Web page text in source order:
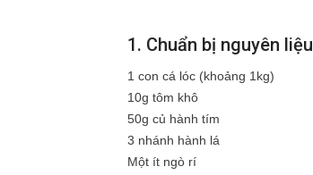
1. Chuẩn bị nguyên liệu
1 con cá lóc (khoảng 1kg)
10g tôm khô
50g củ hành tím
3 nhánh hành lá
Một ít ngò rí